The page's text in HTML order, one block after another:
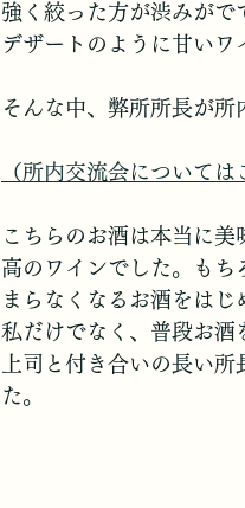
強く絞った方が渋みがで
デザートのように甘いワ
そんな中、弊所所長が所
（所内交流会について
こちらのお酒は本当に
高のワインでした。もち
まらなくなるお酒をはじ
私だけでなく、普段お酒
上司と付き合いの長い
た。